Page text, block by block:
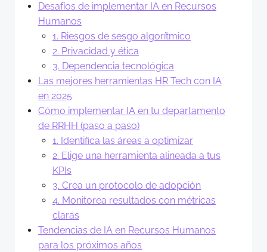
Desafíos de implementar IA en Recursos
Humanos
1. Riesgos de sesgo algorítmico
2. Privacidad y ética
3. Dependencia tecnológica
Las mejores herramientas HR Tech con IA
en 2025
Cómo implementar IA en tu departamento
de RRHH (paso a paso)
1. Identifica las áreas a optimizar
2. Elige una herramienta alineada a tus
KPIs
3. Crea un protocolo de adopción
4. Monitorea resultados con métricas
claras
Tendencias de IA en Recursos Humanos
para los próximos años